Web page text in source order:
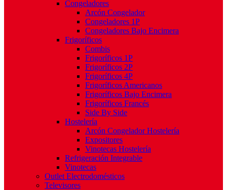
Congeladores
Arcón Congelador
Congeladores 1P
Congeladores Bajo Encimera
Frigoríficos
Combis
Frigoríficos 1P
Frigoríficos 2P
Frigoríficos 4P
Frigoríficos Americanos
Frigoríficos Bajo Encimera
Frigoríficos Francés
Side By Side
Hostelería
Arcón Congelador Hostelería
Expositores
Vinotecas Hostelería
Refrigeración Integrable
Vinotecas
Outlet Electrodomésticos
Televisores